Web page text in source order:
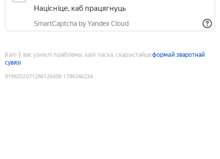
Націсніце, каб працягнуць
SmartCaptcha by Yandex Cloud
Калі ў вас узніклі праблемы, калі ласка, скарыстайцеформай зваротнай
сувязі
9199202071286126408:1786346234